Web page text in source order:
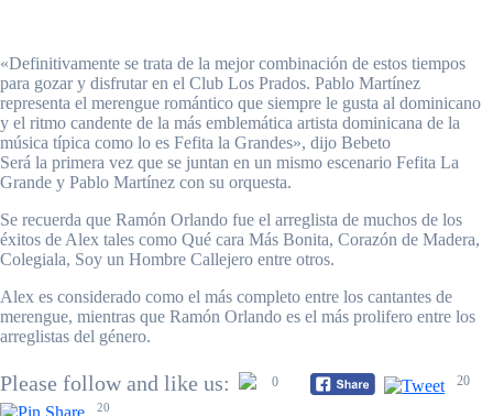
«Definitivamente se trata de la mejor combinación de estos tiempos
para gozar y disfrutar en el Club Los Prados. Pablo Martínez
representa el merengue romántico que siempre le gusta al dominicano
y el ritmo candente de la más emblemática artista dominicana de la
música típica como lo es Fefita la Grandes», dijo Bebeto
Será la primera vez que se juntan en un mismo escenario Fefita La
Grande y Pablo Martínez con su orquesta.
Se recuerda que Ramón Orlando fue el arreglista de muchos de los
éxitos de Alex tales como Qué cara Más Bonita, Corazón de Madera,
Colegiala, Soy un Hombre Callejero entre otros.
Alex es considerado como el más completo entre los cantantes de
merengue, mientras que Ramón Orlando es el más prolifero entre los
arreglistas del género.
Please follow and like us: 0 20
20